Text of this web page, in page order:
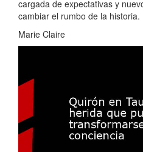
cargada de expectativas y
cambiar el rumbo de la
Marie Claire